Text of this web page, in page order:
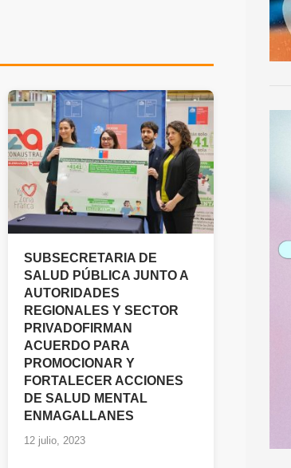
SUBSECRETARIA DE
SALUD PÚBLICA JUNTO A
AUTORIDADES
REGIONALES Y SECTOR
PRIVADOFIRMAN
ACUERDO PARA
PROMOCIONAR Y
FORTALECER ACCIONES
DE SALUD MENTAL
ENMAGALLANES
12 julio, 2023